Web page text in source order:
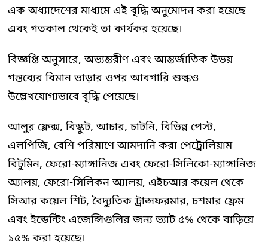
এক অধ্যাদেশের মাধ্যমে এই বৃদ্ধি অনুমোদন করা হয়েছে
এবং গতকাল থেকেই তা কার্যকর হয়েছে।
বিজ্ঞপ্তি অনুসারে, অভ্যন্তরীণ এবং আন্তর্জাতিক উভয়
গন্তব্যের বিমান ভাড়ার ওপর আবগারি শুল্কও
উল্লেখযোগ্যভাবে বৃদ্ধি পেয়েছে।
আলুর ফ্লেক্স, বিস্কুট, আচার, চাটনি, বিভিন্ন পেস্ট,
এলপিজি, বেশি পরিমাণে আমদানি করা পেট্রোলিয়াম
বিটুমিন, ফেরো-ম্যাঙ্গানিজ এবং ফেরো-সিলিকো-ম্যাঙ্গানিজ
অ্যালয়, ফেরো-সিলিকন অ্যালয়, এইচআর কয়েল থেকে
সিআর কয়েল শিট, বৈদ্যুতিক ট্রান্সফরমার, চশমার ফ্রেম
এবং ইন্ডেন্টিং এজেন্সিগুলির জন্য ভ্যাট ৫% থেকে বাড়িয়ে
১৫% করা হয়েছে।